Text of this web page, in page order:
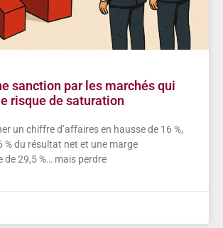
sanction par les marchés qui
risque de saturation
un chiffre d’affaires en hausse de 16 %,
% du résultat net et une marge
de 29,5 %… mais perdre